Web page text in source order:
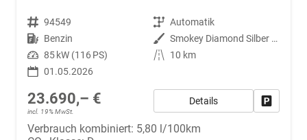
Fahrzeugnr. 94549 Getriebe Automatik
Kraftstoff Benzin Außenfarbe
Smokey Diamond Silber Metallic
Leistung 85 kW (116 PS) Kilometerstand
10 km
01.05.2026
23.690,– €
incl. 19% MwSt.
Details
Verbrauch kombiniert: 5,80 l/100km